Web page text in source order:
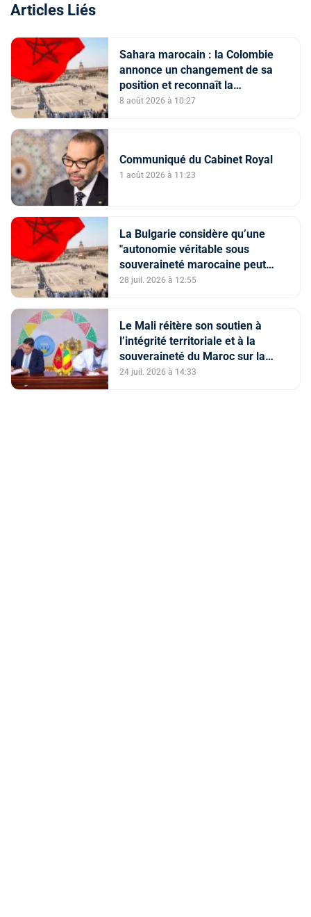
Articles Liés
Sahara marocain : la Colombie
annonce un changement de sa
position et reconnaît la
souveraineté du Maroc sur son
8 août 2026 à 10:27
Communiqué du Cabinet Royal
1 août 2026 à 11:23
La Bulgarie considère qu’une
"autonomie véritable sous
souveraineté marocaine peut
constituer une solution viable" à
28 juil. 2026 à 12:55
Le Mali réitère son soutien à
l’intégrité territoriale et à la
souveraineté du Maroc sur la
région du Sahara, et au Plan
24 juil. 2026 à 14:33